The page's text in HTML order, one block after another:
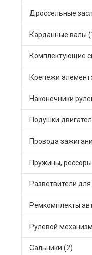
Дроссельные
Карданные валы
Комплектующие
Крепежи
Наконечники
Подушки
Провода
Пружины,
Разветвители
Ремкомплекты
Рулевой
Сальники (2)